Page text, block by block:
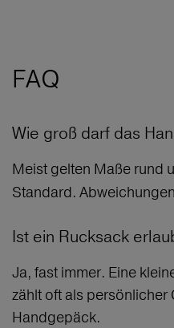
FAQ
Wie groß darf das
Meist gelten Maße rund
Standard.
Ist ein Rucksack
Ja, fast immer. Eine
zählt oft als persönlicher
Handgepäck.